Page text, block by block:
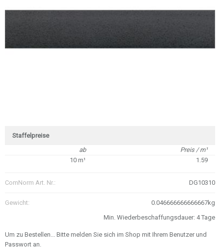
Staffelpreise
ab
Preis / m¹
10 m¹
1.59
ComNorm Art. Nr.: DG10310
Gewicht:
0.046666666666667kg
Min. Wiederbeschaffungsdauer: 4 Tage
Um zu Bestellen... Bitte melden Sie sich im Shop mit Ihrem Benutzer und
Passwort an.